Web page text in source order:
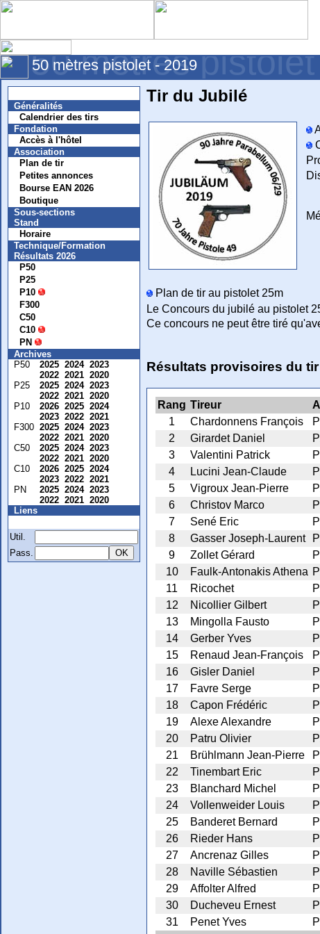
50 mètres
50 mètres pistolet - 2019
Généralités
Calendrier des tirs
Fondation
Accès à l'hôtel
Association
Plan de tir
Petites annonces
Bourse EAN 2026
Boutique
Sous-sections
Stand
Horaire
Technique/Formation
Résultats 2026
P50
P25
P10
F300
C50
C10
PN
Archives
P50
2025 2024 2023
2022 2021 2020
P25
2025 2024 2023
2022 2021 2020
P10
2026 2025 2024
2023 2022 2021
F300 2025 2024 2023
2022 2021 2020
C50
2025 2024 2023
2022 2021 2020
C10
2026 2025 2024
2023 2022 2021
PN
2025 2024 2023
2022 2021 2020
Liens
Util.
Pass.
Tir du Jubilé
Plan de tir au pistolet 25m
Le Concours du jubilé au pistolet
Ce concours ne peut être tiré
Résultats provisoires du
Rang Tireur
1
Chardonnens François
2
Girardet Daniel
3
Valentini Patrick
4
Lucini Jean-Claude
5
Vigroux Jean-Pierre
6
Christov Marco
7
Sené Eric
8
Gasser Joseph-Laurent
9
Zollet Gérard
10
Faulk-Antonakis Athena
11
Ricochet
12
Nicollier Gilbert
13
Mingolla Fausto
14
Gerber Yves
15
Renaud Jean-François
16
Gisler Daniel
17
Favre Serge
18
Capon Frédéric
19
Alexe Alexandre
20
Patru Olivier
21
Brühlmann Jean-Pierre
22
Tinembart Eric
23
Blanchard Michel
24
Vollenweider Louis
25
Banderet Bernard
26
Rieder Hans
27
Ancrenaz Gilles
28
Naville Sébastien
29
Affolter Alfred
30
Ducheveu Ernest
31
Penet Yves